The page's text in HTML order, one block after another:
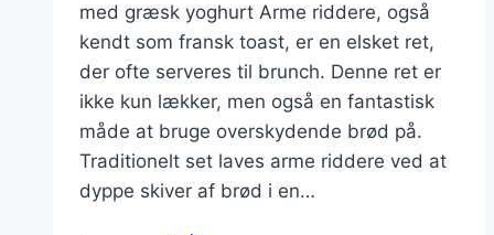
med græsk yoghurt Arme riddere, også
kendt som fransk toast, er en elsket ret,
der ofte serveres til brunch. Denne ret er
ikke kun lækker, men også en fantastisk
måde at bruge overskydende brød på.
Traditionelt set laves arme riddere ved at
dyppe skiver af brød i en…